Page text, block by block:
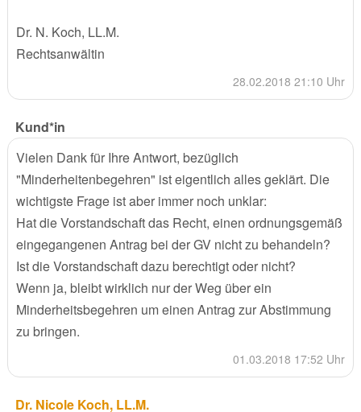
Dr. N. Koch, LL.M.
Rechtsanwältin
28.02.2018 21:10 Uhr
Kund*in
Vielen Dank für Ihre Antwort, bezüglich
"Minderheitenbegehren" ist eigentlich alles geklärt. Die
wichtigste Frage ist aber immer noch unklar:
Hat die Vorstandschaft das Recht, einen ordnungsgemäß
eingegangenen Antrag bei der GV nicht zu behandeln?
Ist die Vorstandschaft dazu berechtigt oder nicht?
Wenn ja, bleibt wirklich nur der Weg über ein
Minderheitsbegehren um einen Antrag zur Abstimmung
zu bringen.
01.03.2018 17:52 Uhr
Dr. Nicole Koch, LL.M.